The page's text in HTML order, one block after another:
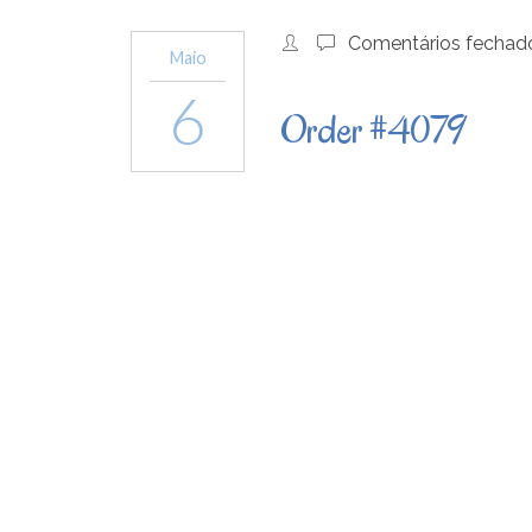
Maio
6
Comentários
Order #4079